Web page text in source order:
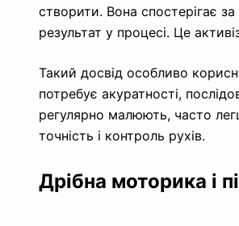
створити. Вона спостерігає
результат у процесі. Це
Такий досвід особливо
потребує акуратності,
регулярно малюють, часто
точність і контроль рухів.
Дрібна моторика і